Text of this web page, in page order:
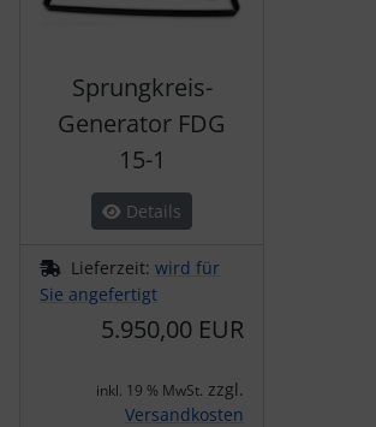
Sprungkreis-
Generator FDG
15-1
Details
Lieferzeit: wird für
Sie angefertigt
5.950,00 EUR
inkl. 19 % MwSt. zzgl.
Versandkosten